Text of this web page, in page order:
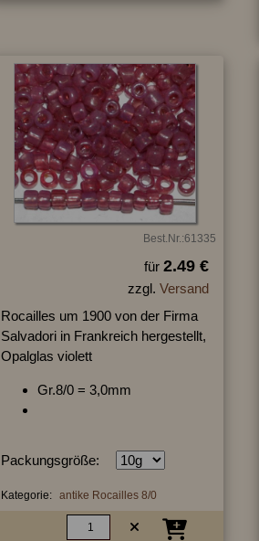
Best.Nr.:61335
für 2.49 €
zzgl. Versand
Rocailles um 1900 von der Firma
Salvadori in Frankreich hergestellt,
Opalglas violett
Gr.8/0 = 3,0mm
Packungsgröße:
Kategorie: antike Rocailles 8/0